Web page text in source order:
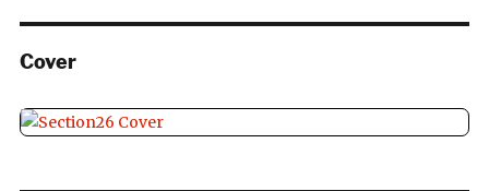
Cover